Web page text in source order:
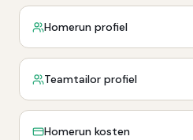
Homerun profiel
Teamtailor profiel
Homerun kosten